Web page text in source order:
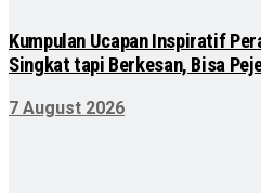
Kumpulan Ucapan Inspiratif
Singkat tapi Berkesan, Bisa
7 August 2026